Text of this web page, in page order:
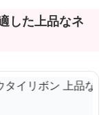
した上品なネ